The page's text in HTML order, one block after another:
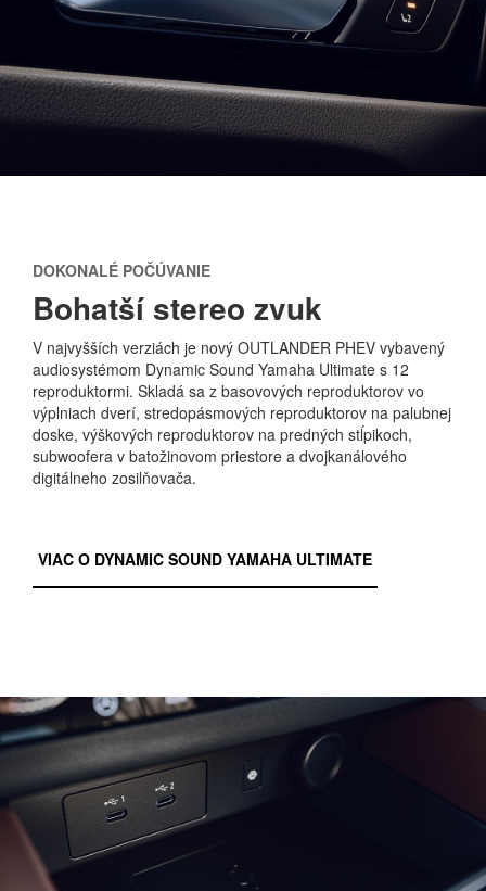
DOKONALÉ POČÚVANIE
Bohatší stereo zvuk
V najvyšších verziách je nový OUTLANDER PHEV vybavený
audiosystémom Dynamic Sound Yamaha Ultimate s 12
reproduktormi. Skladá sa z basovových reproduktorov vo
výplniach dverí, stredopásmových reproduktorov na palubnej
doske, výškových reproduktorov na predných stĺpikoch,
subwoofera v batožinovom priestore a dvojkanálového
digitálneho zosilňovača.
VIAC O DYNAMIC SOUND YAMAHA ULTIMATE